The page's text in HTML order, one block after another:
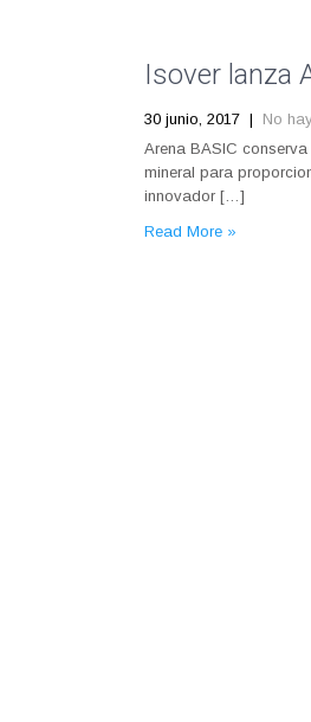
Isover lanza
30 junio, 2017 | No
Arena BASIC
mineral para
innovador […]
Read More »